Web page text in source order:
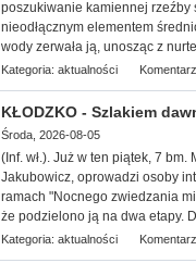
poszukiwanie kamiennej rzeźby
nieodłącznym elementem
wody zerwała ją, unosząc z
Kategoria: aktualności
KŁODZKO - Szlakiem
Środa, 2026-08-05
(Inf. wł.). Już w ten piątek, 7 bm.
Jakubowicz, oprowadzi osoby
ramach "Nocnego zwiedzania
że podzielono ją na dwa etapy.
Kategoria: aktualności